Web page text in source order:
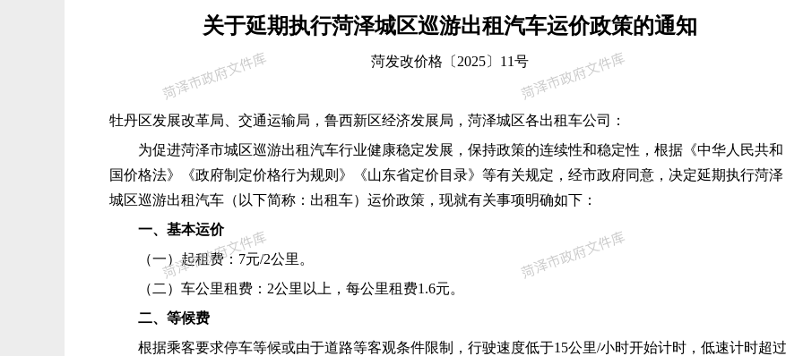
关于延期执行菏泽城区巡游出租汽车运价政策的通知
菏发改价格〔2025〕11号
牡丹区发展改革局、交通运输局，鲁西新区经济发展局，菏泽城区各出租车公司：
为促进菏泽市城区巡游出租汽车行业健康稳定发展，保持政策的连续性和稳定性，根据《中华人民共和
国价格法》《政府制定价格行为规则》《山东省定价目录》等有关规定，经市政府同意，决定延期执行菏泽
城区巡游出租汽车（以下简称：出租车）运价政策，现就有关事项明确如下：
一、基本运价
（一）起租费：7元/2公里。
（二）车公里租费：2公里以上，每公里租费1.6元。
二、等候费
根据乘客要求停车等候或由于道路等客观条件限制，行驶速度低于15公里/小时开始计时，低速计时超过